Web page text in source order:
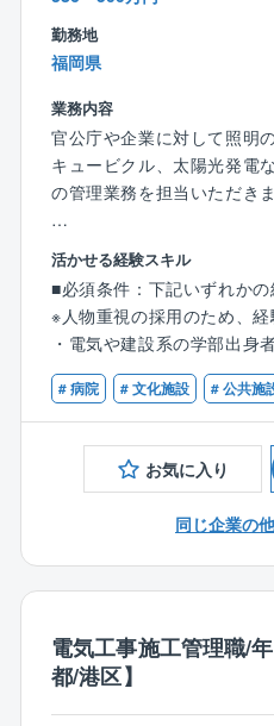
・電力等のエネルギーを見
な省エネ化の運用
・自家消費型太陽光発電設
【同社について】
◎どんな企業？
地方公共団体との取引が99
省エネ機器（LED照明、高
ルティングや再生可能エネ
発電）などのクリーンエネ
計・導入・維持管理までト
できることが同社の強みで
◎アイネックの特徴
自治体ごとの地域性特性を
ラル実現に向けた課題抽出
同社の提案する設計・施工
式」により、イニシャルコ
短期間で公共工事が可能と
◎急成長中！
近年注目度の高まる再生エ
に関わるトータルソリュー
売り上げ予測100億円超で
期を経験できます。
将来的には、株式上場の中
ます！
現在は上場準備に差し掛か
大していきます。
◎社会貢献性
自治体、政府が掲げている
する提案や避難所づくり等
献性の高い事業に関わるこ
◎安定性
官公庁案件のため、景況感
◎大規模プロジェクトにか
すいのも魅力の1つです。
※プロジェクトの一例
・学校、病院、オフィス、
り替え
献性の高い事業に関われます
◎企業の安定性
官公庁案件のため、景況感
◎他にはない魅力
売り上げ予測100億円超で
期を経験できます。
将来的には、事業成長の中
【働き方】
◎年間休日日数の多さ
年間休日126日かつ土日祝
め、オン・オフをメリハリ
リです。
【配属先について】
代5名・30代6名・40代5名
※他、他部署含めて全95名
◎IT化の推進
現在、組織として業務IT化
勤務地
福岡県
業務内容
官公庁や企業に対して照明
キュービクル、太陽光発電
の管理業務を担当いただきま
【担当業務】
・協力業者への発注・打ち合
・工期予定表の作成
・各種建材・資材などの発
・現場での予算・品質・工
・検査及び第三者検査への
・完成図書の作成
【業務内容詳細】
取引先の9割以上を官公庁
福岡県を中心に九州エリア
直行直帰も可能です。
活かせる経験スキル
■必須条件：下記いずれか
※人物重視の採用のため、
・電気や建設系の学部出身
# 病院 # 文化施設 # 公共施
お気に入り
同じ企業の
電気工事施工管理職/
都/港区】